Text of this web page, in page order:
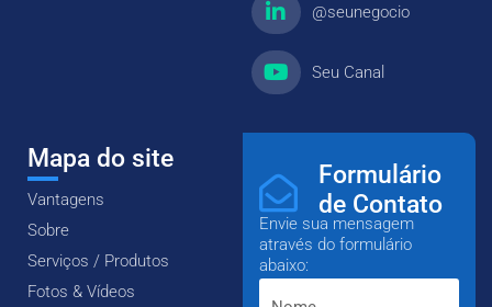
@seunegocio
Seu Canal
Mapa do site
Vantagens
Sobre
Serviços / Produtos
Fotos & Vídeos
Formulário
de Contato
Envie sua mensagem
através do formulário
abaixo: